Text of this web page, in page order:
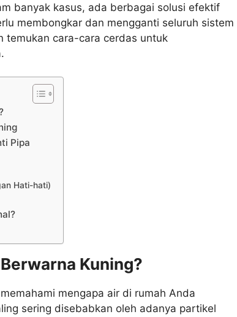
banyak kasus, ada berbagai solusi efektif
membongkar dan mengganti seluruh sistem
temukan cara-cara cerdas untuk
Pipa
Hati-hati)
Kuning?
mengapa air di rumah Anda
sering disebabkan oleh adanya partikel